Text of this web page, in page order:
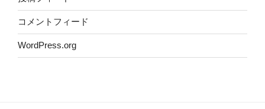
コメントフィード
WordPress.org